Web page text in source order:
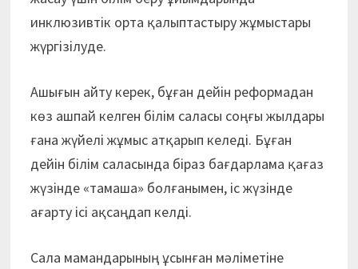
инклюзивтік орта қалыптастыру жұмыстары
жүргізілуде.
Ашығын айту керек, бұған дейін реформадан
көз ашпай келген білім саласы соңғы жылдары
ғана жүйелі жұмыс атқарып келеді. Бұған
дейін білім саласында біраз бағдарлама қағаз
жүзінде «тамаша» болғанымен, іс жүзінде
ағарту ісі ақсаңдап келді.
Сала мамандарының ұсынған мәліметіне